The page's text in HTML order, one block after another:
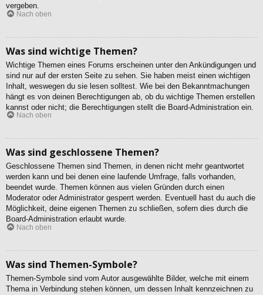
vergeben.
Nach oben
Was sind wichtige Themen?
Wichtige Themen eines Forums erscheinen unter den Ankündigungen und
sind nur auf der ersten Seite zu sehen. Sie haben meist einen wichtigen
Inhalt, weswegen du sie lesen solltest. Wie bei den Bekanntmachungen
hängt es von deinen Berechtigungen ab, ob du wichtige Themen erstellen
kannst oder nicht; die Berechtigungen stellt die Board-Administration ein.
Nach oben
Was sind geschlossene Themen?
Geschlossene Themen sind Themen, in denen nicht mehr geantwortet
werden kann und bei denen eine laufende Umfrage, falls vorhanden,
beendet wurde. Themen können aus vielen Gründen durch einen
Moderator oder Administrator gesperrt werden. Eventuell hast du auch die
Möglichkeit, deine eigenen Themen zu schließen, sofern dies durch die
Board-Administration erlaubt wurde.
Nach oben
Was sind Themen-Symbole?
Themen-Symbole sind vom Autor ausgewählte Bilder, welche mit einem
Thema in Verbindung stehen können, um dessen Inhalt kennzeichnen zu